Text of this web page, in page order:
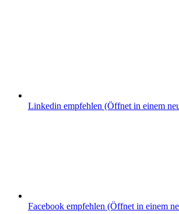
Linkedin empfehlen (Öffnet in einem
Facebook empfehlen (Öffnet in einem